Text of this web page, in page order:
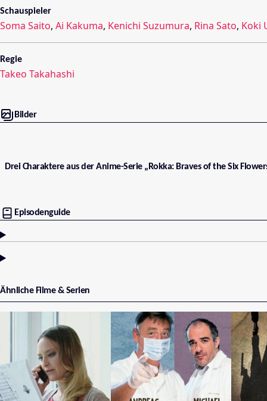
Schauspieler
Soma Saito, Ai Kakuma, Kenichi Suzumura, Rina Sato, Koki
Regie
Takeo Takahashi
Bilder
Drei Charaktere aus der Anime-Serie „Rokka: Braves of the Six
Episodenguide
Ähnliche Filme & Serien